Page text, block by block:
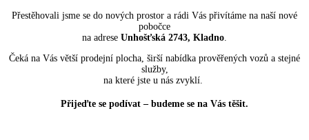
Přestěhovali jsme se do nových prostor a rádi Vás přivítáme na naší nové
pobočce
na adrese Unhošťská 2743, Kladno.
Čeká na Vás větší prodejní plocha, širší nabídka prověřených vozů a stejné
služby,
na které jste u nás zvyklí.
Přijeďte se podívat – budeme se na Vás těšit.